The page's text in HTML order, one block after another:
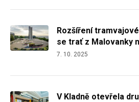
Rozšíření
se trať z Malovanky
7. 10. 2025
V Kladně otevřela